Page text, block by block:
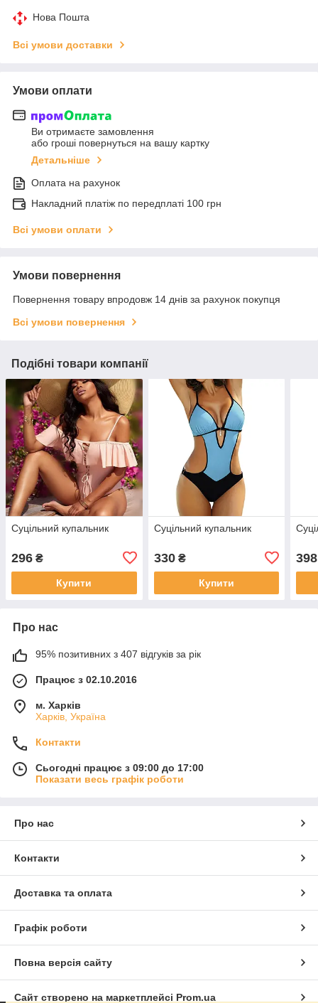
Нова Пошта
Всі умови доставки
Умови оплати
Ви отримаєте замовлення
або гроші повернуться на вашу картку
Детальніше
Оплата на рахунок
Накладний платіж по передплаті 100 грн
Всі умови оплати
Умови повернення
Повернення товару впродовж 14 днів за рахунок покупця
Всі умови повернення
Подібні товари компанії
Суцільний купальник
296 ₴
Купити
Суцільний купальник
330₴
Купити
398
Про нас
95% позитивних з 407 відгуків за рік
Працює з 02.10.2016
м. Харків
Харків, Україна
Контакти
Сьогодні працює з 09:00 до 17:00
Показати весь графік роботи
Про нас
Контакти
Доставка та оплата
Графік роботи
Повна версія сайту
Сайт створено на маркетплейсі Prom.ua